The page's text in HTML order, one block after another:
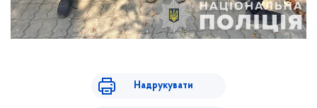
Надрукувати